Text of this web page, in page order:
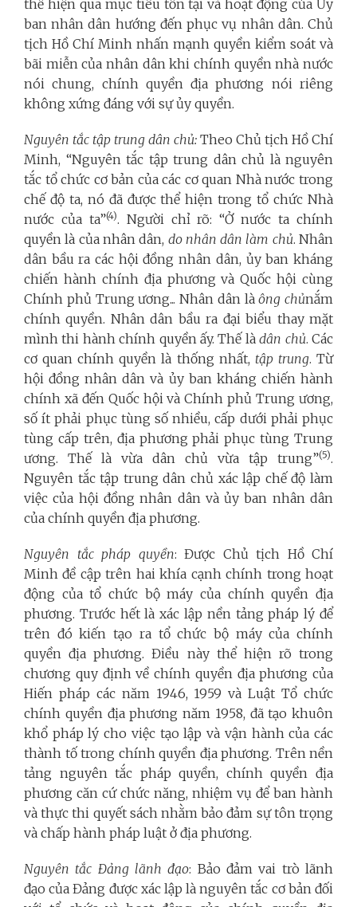
thể hiện qua mục tiêu tồn tại và hoạt động của Ủy
ban nhân dân hướng đến phục vụ nhân dân. Chủ
tịch Hồ Chí Minh nhấn mạnh quyền kiểm soát và
bãi miễn của nhân dân khi chính quyền nhà nước
nói chung, chính quyền địa phương nói riêng
không xứng đáng với sự ủy quyền.
Nguyên tắc tập trung dân chủ: Theo Chủ tịch Hồ Chí
Minh, “Nguyên tắc tập trung dân chủ là nguyên
tắc tổ chức cơ bản của các cơ quan Nhà nước trong
chế độ ta, nó đã được thể hiện trong tổ chức Nhà
nước của ta”(4). Người chỉ rõ: “Ở nước ta chính
quyền là của nhân dân, do nhân dân làm chủ. Nhân
dân bầu ra các hội đồng nhân dân, ủy ban kháng
chiến hành chính địa phương và Quốc hội cùng
Chính phủ Trung ương... Nhân dân làông chủnắm
chính quyền. Nhân dân bầu ra đại biểu thay mặt
mình thi hành chính quyền ấy. Thế làdân chủ. Các
cơ quan chính quyền là thống nhất, tập trung. Từ
hội đồng nhân dân và ủy ban kháng chiến hành
chính xã đến Quốc hội và Chính phủ Trung ương,
số ít phải phục tùng số nhiều, cấp dưới phải phục
tùng cấp trên, địa phương phải phục tùng Trung
ương. Thế là vừa dân chủ vừa tập trung”(5).
Nguyên tắc tập trung dân chủ xác lập chế độ làm
việc của hội đồng nhân dân và ủy ban nhân dân
của chính quyền địa phương.
Nguyên tắc pháp quyền: Được Chủ tịch Hồ Chí
Minh đề cập trên hai khía cạnh chính trong hoạt
động của tổ chức bộ máy của chính quyền địa
phương. Trước hết là xác lập nền tảng pháp lý để
trên đó kiến tạo ra tổ chức bộ máy của chính
quyền địa phương. Điều này thể hiện rõ trong
chương quy định về chính quyền địa phương của
Hiến pháp các năm 1946, 1959 và Luật Tổ chức
chính quyền địa phương năm 1958, đã tạo khuôn
khổ pháp lý cho việc tạo lập và vận hành của các
thành tố trong chính quyền địa phương. Trên nền
tảng nguyên tắc pháp quyền, chính quyền địa
phương căn cứ chức năng, nhiệm vụ để ban hành
và thực thi quyết sách nhằm bảo đảm sự tôn trọng
và chấp hành pháp luật ở địa phương.
Nguyên tắc Đảng lãnh đạo: Bảo đảm vai trò lãnh
đạo của Đảng được xác lập là nguyên tắc cơ bản đối